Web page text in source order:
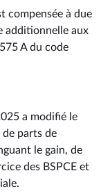
compensée à due
additionnelle aux
A du code
a modifié le
parts de
le gain, de
des BSPCE et